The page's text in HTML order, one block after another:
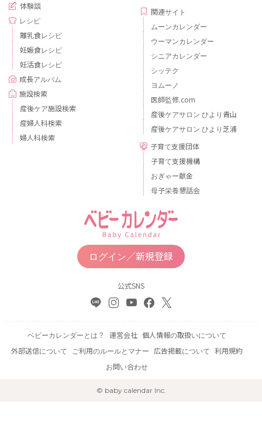
体験談
レシピ
離乳食レシピ
妊娠食レシピ
妊活食レシピ
成長アルバム
施設検索
産後ケア施設検索
産婦人科検索
婦人科検索
関連サイト
ムーンカレンダー
ウーマンカレンダー
シニアカレンダー
シッテク
ヨムーノ
医師監修.com
産後ケアサロン ひより青山
産後ケアサロン ひより芝浦
子育て支援団体
子育て支援機構
おぎゃー献金
母子栄養懇話会
ログイン／新規登録
公式SNS
ベビーカレンダーとは？ 運営会社 個人情報の取扱いについて
外部送信について
ご利用のルールとマナー 広告掲載について 利用規約
お問い合わせ
© baby calendar Inc.